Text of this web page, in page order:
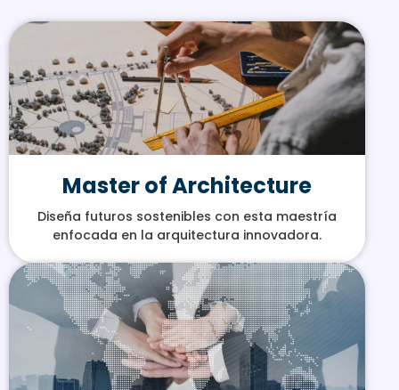
Master of Architecture
Diseña futuros sostenibles con esta maestría
enfocada en la arquitectura innovadora.